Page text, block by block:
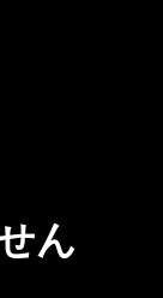
ん